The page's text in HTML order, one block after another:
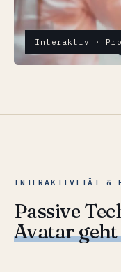
Interaktiv ·
INTERAKTIVITÄT &
Passive
Avatar geht